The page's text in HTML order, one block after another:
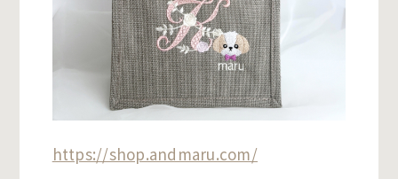
https://shop.andmaru.com/